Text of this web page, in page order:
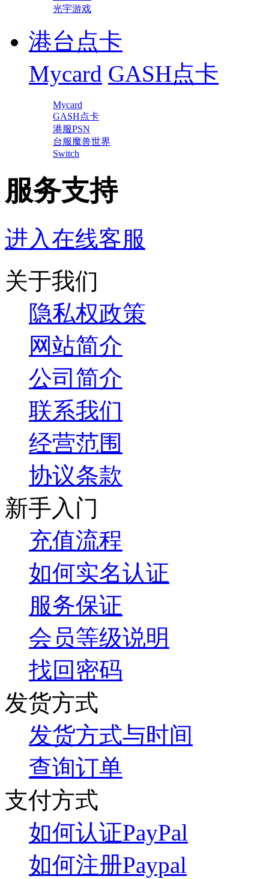
光宇游戏
港台点卡
Mycard GASH点卡
Mycard
GASH点卡
港服PSN
台服魔兽世界
Switch
服务支持
进入在线客服
关于我们
隐私权政策
网站简介
公司简介
联系我们
经营范围
协议条款
新手入门
充值流程
如何实名认证
服务保证
会员等级说明
找回密码
发货方式
发货方式与时间
查询订单
支付方式
如何认证PayPal
如何注册Paypal